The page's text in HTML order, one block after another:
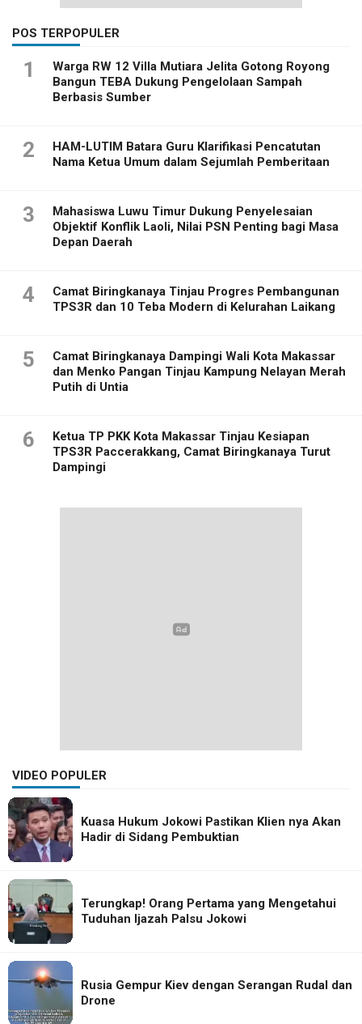
POS TERPOPULER
1
Warga RW 12 Villa Mutiara Jelita Gotong Royong
Bangun TEBA Dukung Pengelolaan Sampah
Berbasis Sumber
2
HAM-LUTIM Batara Guru Klarifikasi Pencatutan
Nama Ketua Umum dalam Sejumlah Pemberitaan
3
Mahasiswa Luwu Timur Dukung Penyelesaian
Objektif Konflik Laoli, Nilai PSN Penting bagi Masa
Depan Daerah
4
Camat Biringkanaya Tinjau Progres Pembangunan
TPS3R dan 10 Teba Modern di Kelurahan Laikang
5
Camat Biringkanaya Dampingi Wali Kota Makassar
dan Menko Pangan Tinjau Kampung Nelayan Merah
Putih di Untia
6
Ketua TP PKK Kota Makassar Tinjau Kesiapan
TPS3R Paccerakkang, Camat Biringkanaya Turut
Dampingi
VIDEO POPULER
Kuasa Hukum Jokowi Pastikan Klien nya Akan
Hadir di Sidang Pembuktian
Terungkap! Orang Pertama yang Mengetahui
Tuduhan Ijazah Palsu Jokowi
Rusia Gempur Kiev dengan Serangan Rudal dan
Drone